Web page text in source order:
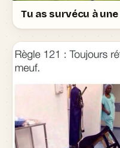
Tu as survécu à